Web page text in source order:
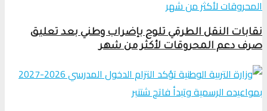
نقابات النقل الطرقي تلوح بإضراب وطني بعد تعليق
صرف دعم المحروقات لأكثر من شهر